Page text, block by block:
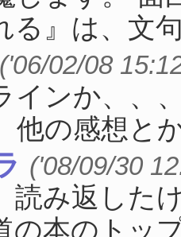
る』は、文
('06/02/08
インか、、
他の感想と
('08/09/30
読み返した